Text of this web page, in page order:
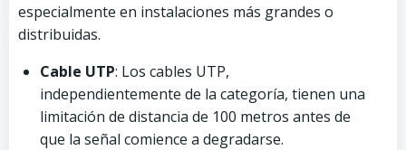
especialmente en instalaciones más grandes o
distribuidas.
Cable UTP: Los cables UTP,
independientemente de la categoría, tienen una
limitación de distancia de 100 metros antes de
que la señal comience a degradarse.